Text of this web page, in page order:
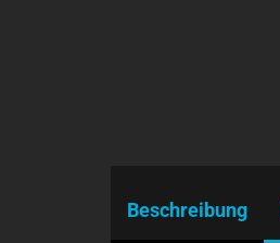
Beschreibung